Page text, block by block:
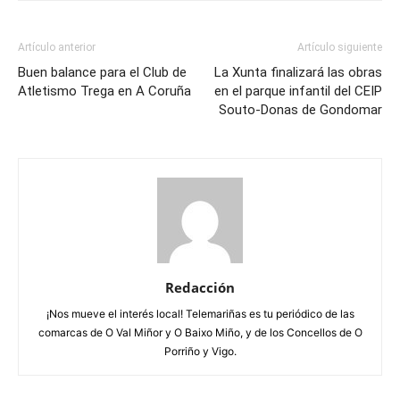
Artículo anterior
Buen balance para el Club de
Atletismo Trega en A Coruña
Artículo siguiente
La Xunta finalizará las obras
en el parque infantil del CEIP
Souto-Donas de Gondomar
Redacción
¡Nos mueve el interés local! Telemariñas es tu periódico de las
comarcas de O Val Miñor y O Baixo Miño, y de los Concellos de O
Porriño y Vigo.